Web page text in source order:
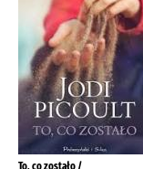
To, co zostało /